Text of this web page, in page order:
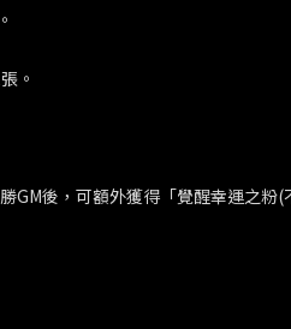
。
GM後，可額外獲得「覺醒幸運之粉